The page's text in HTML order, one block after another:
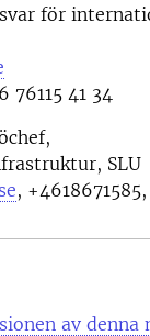
för
76115 41 34
SLU
,
av denna